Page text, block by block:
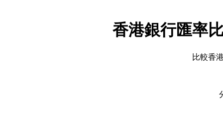
香港銀行匯率
比較香